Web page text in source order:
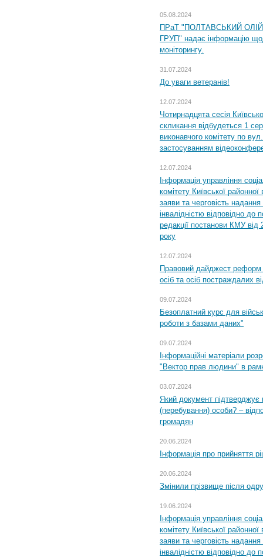
05.08.2024
ПРаТ "ПОЛТАВСЬКИЙ
ГРУП" надає інформацію
моніторингу.
31.07.2024
До уваги ветеранів!
12.07.2024
Чотирнадцята сесія
скликання відбудеться 1
виконавчого комітету по
застосуванням
12.07.2024
Інформація управління
комітету Київської
заяви та черговість надання
інвалідністю відповідно
редакції постанови КМУ
року
12.07.2024
Правовий дайджест реформ
осіб та осіб постраждалих
09.07.2024
Безоплатний курс для
роботи з базами даних"
09.07.2024
Інформаційні матеріали
"Вектор прав людини" в
03.07.2024
Який документ підтверджує
(перебування) особи? –
громадян
20.06.2024
Інформація про прийняття
20.06.2024
Змінили прізвище після
19.06.2024
Інформація управління
комітету Київської
заяви та черговість надання
інвалідністю відповідно